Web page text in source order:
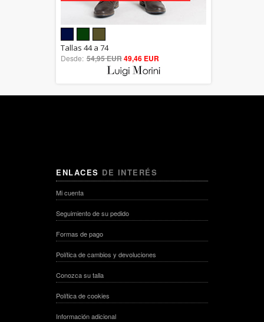
out of 5
Tallas 44 a 74
Desde: 54,95 EUR49,46 EUR
ENLACES DE INTERÉS
Mi cuenta
Seguimiento de su pedido
Formas de pago
Política de cambios y devoluciones
Conozca su talla
Política de cookies
Información adicional